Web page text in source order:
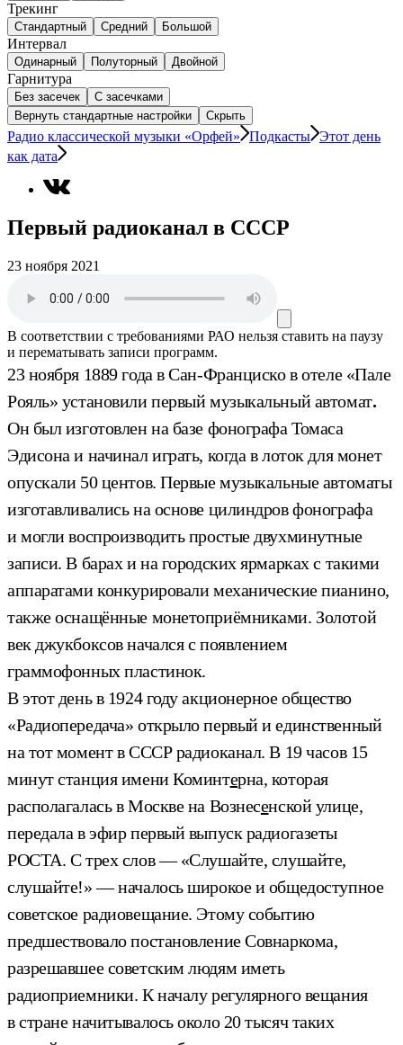
Трекинг
Стандартный Средний Большой
Интервал
Одинарный Полуторный Двойной
Гарнитура
Без засечек
С засечками
Вернуть стандартные настройки
Скрыть
Радио классической музыки «Орфей» Подкасты Этот день
как дата
Первый радиоканал в СССР
23 ноября 2021
В соответствии с требованиями РАО нельзя ставить на паузу
и перематывать записи программ.
23 ноября 1889 года в Сан-Франциско в отеле «Пале
Рояль» установили первый музыкальный автомат.
Он был изготовлен на базе фонографа Томаса
Эдисона и начинал играть, когда в лоток для монет
опускали 50 центов. Первые музыкальные автоматы
изготавливались на основе цилиндров фонографа
и могли воспроизводить простые двухминутные
записи. В барах и на городских ярмарках с такими
аппаратами конкурировали механические пианино,
также оснащённые монетоприёмниками. Золотой
век джукбоксов начался с появлением
граммофонных пластинок.
В этот день в 1924 году акционерное общество
«Радиопередача» открыло первый и единственный
на тот момент в СССР радиоканал. В 19 часов 15
минут станция имени Коминтерна, которая
располагалась в Москве на Вознесенской улице,
передала в эфир первый выпуск радиогазеты
РОСТА. С трех слов — «Слушайте, слушайте,
слушайте!» — началось широкое и общедоступное
советское радиовещание. Этому событию
предшествовало постановление Совнаркома,
разрешавшее советским людям иметь
радиоприемники. К началу регулярного вещания
в стране начитывалось около 20 тысяч таких